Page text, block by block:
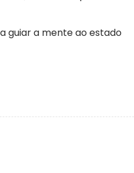
guiar a mente ao estado